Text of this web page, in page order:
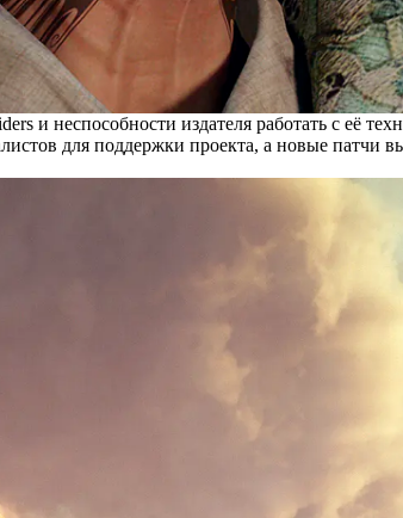
и неспособности издателя работать с её
для поддержки проекта, а новые патчи